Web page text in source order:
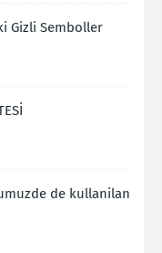
Gizli Semboller
de kullanilan